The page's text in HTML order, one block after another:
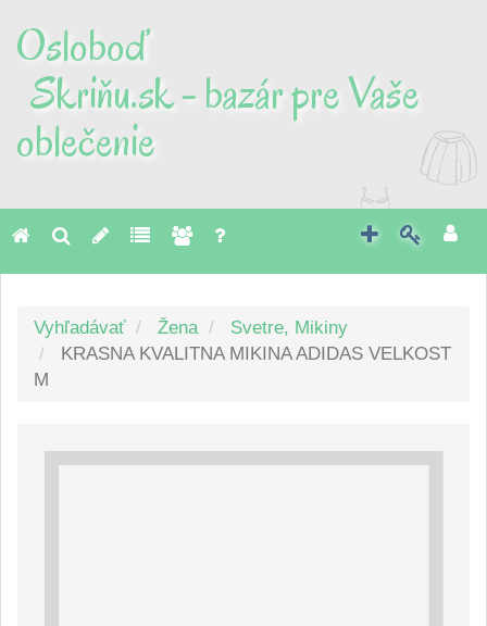
Osloboď
Skriňu.sk - bazár pre Vaše
oblečenie
Vyhľadávať Žena
Svetre, Mikiny
KRASNA KVALITNA MIKINA ADIDAS VELKOST
M